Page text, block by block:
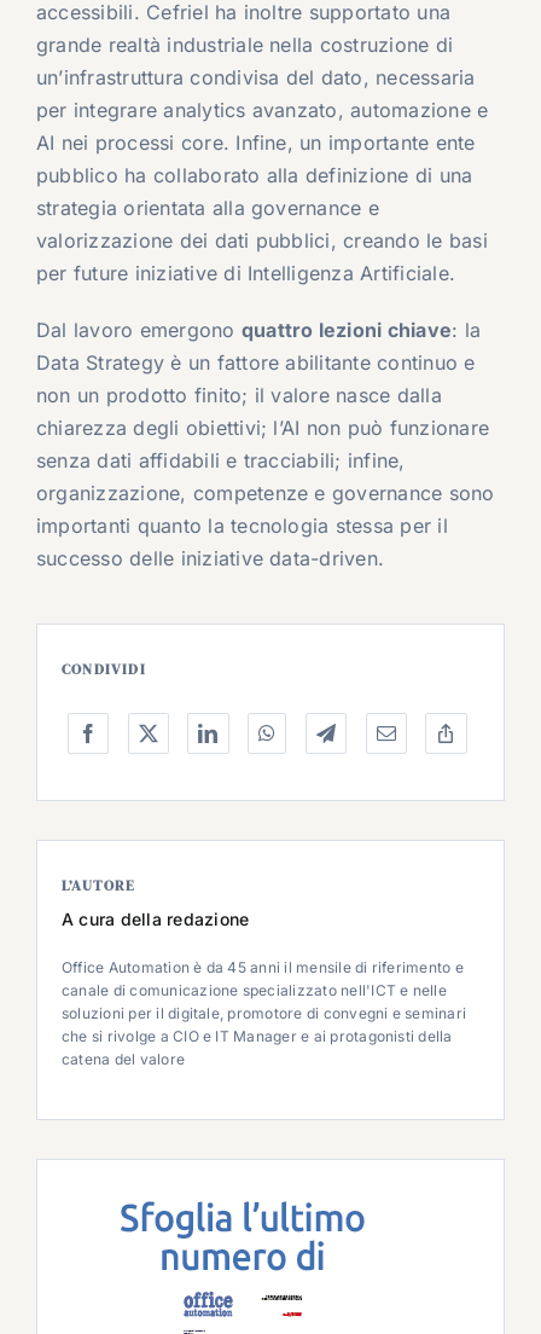
accessibili. Cefriel ha inoltre supportato una
grande realtà industriale nella costruzione di
un’infrastruttura condivisa del dato, necessaria
per integrare analytics avanzato, automazione e
AI nei processi core. Infine, un importante ente
pubblico ha collaborato alla definizione di una
strategia orientata alla governance e
valorizzazione dei dati pubblici, creando le basi
per future iniziative di Intelligenza Artificiale.
Dal lavoro emergono quattro lezioni chiave: la
Data Strategy è un fattore abilitante continuo e
non un prodotto finito; il valore nasce dalla
chiarezza degli obiettivi; l’AI non può funzionare
senza dati affidabili e tracciabili; infine,
organizzazione, competenze e governance sono
importanti quanto la tecnologia stessa per il
successo delle iniziative data-driven.
CONDIVIDI
L’AUTORE
A cura della redazione
Office Automation è da 45 anni il mensile di riferimento e
canale di comunicazione specializzato nell'ICT e nelle
soluzioni per il digitale, promotore di convegni e seminari
che si rivolge a CIO e IT Manager e ai protagonisti della
catena del valore